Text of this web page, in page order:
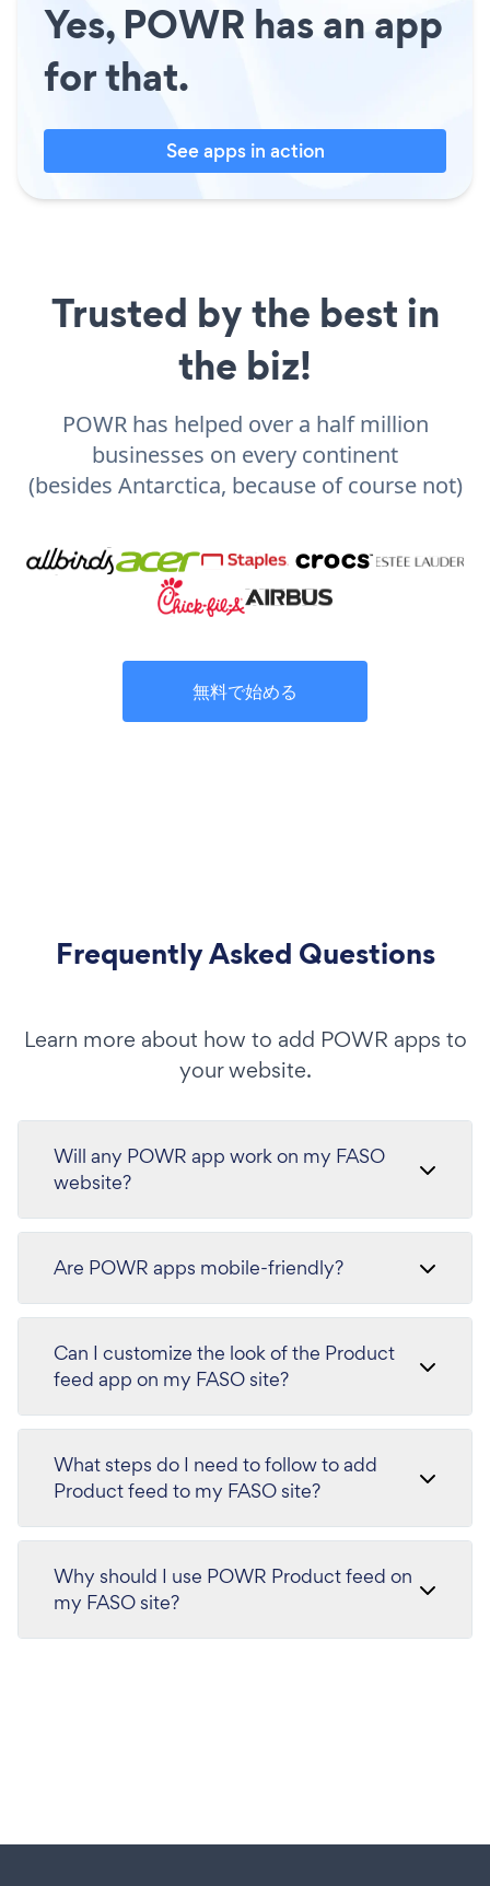
Yes, POWR has an app
for that.
See apps in action
Trusted by the best in
the biz!
POWR has helped over a half million
businesses on every continent
(besides Antarctica, because of course not)
無料で始める
Frequently Asked Questions
Learn more about how to add POWR apps to
your website.
Will any POWR app work on my FASO
website?
Are POWR apps mobile-friendly?
Can I customize the look of the Product
feed app on my FASO site?
What steps do I need to follow to add
Product feed to my FASO site?
Why should I use POWR Product feed on
my FASO site?